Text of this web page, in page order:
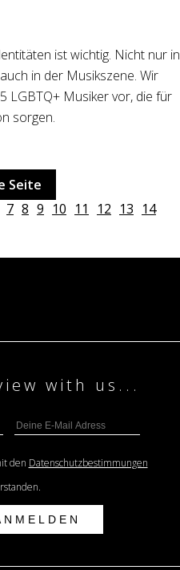
ist wichtig. Nicht nur in
in der Musikszene. Wir
LGBTQ+ Musiker vor, die für
sorgen.
Seite
7 8 9 10 11 12 13 14
den Datenschutzbestimmungen